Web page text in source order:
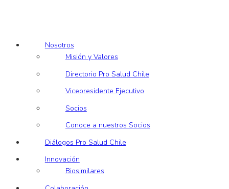
Nosotros
Misión y Valores
Directorio Pro Salud Chile
Vicepresidente Ejecutivo
Socios
Conoce a nuestros Socios
Diálogos Pro Salud Chile
Innovación
Biosimilares